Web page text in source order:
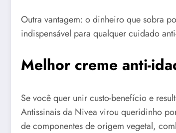
Outra vantagem: o dinheiro que sobra
indispensável para qualquer cuidado
Melhor creme anti-
Se você quer unir custo-benefício e
Antissinais da Nivea virou queridinho
de componentes de origem vegetal,